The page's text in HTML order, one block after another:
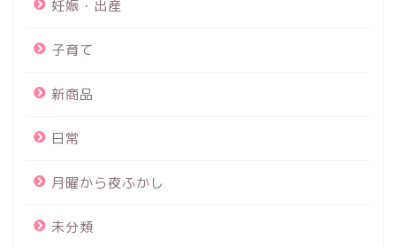
妊娠・出産
子育て
新商品
日常
月曜から夜ふかし
未分類